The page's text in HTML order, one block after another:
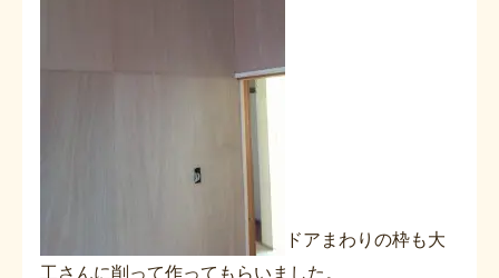
ドアまわりの枠も大
工さんに削って作ってもらいました。